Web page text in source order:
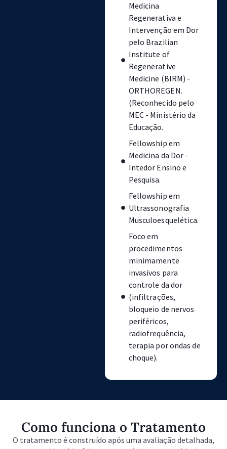
Medicina
Regenerativa e
Intervenção em Dor
pelo Brazilian
Institute of
Regenerative
Medicine (BIRM) -
ORTHOREGEN.
(Reconhecido pelo
MEC - Ministério da
Educação.
Fellowship em
Medicina da Dor -
Intedor Ensino e
Pesquisa.
Fellowship em
Ultrassonografia
Musculoesquelética.
Foco em
procedimentos
minimamente
invasivos para
controle da dor
(infiltrações,
bloqueio de nervos
periféricos,
radiofrequência,
terapia por ondas de
choque).
Como funciona o Tratamento
O tratamento é construído após uma avaliação detalhada,